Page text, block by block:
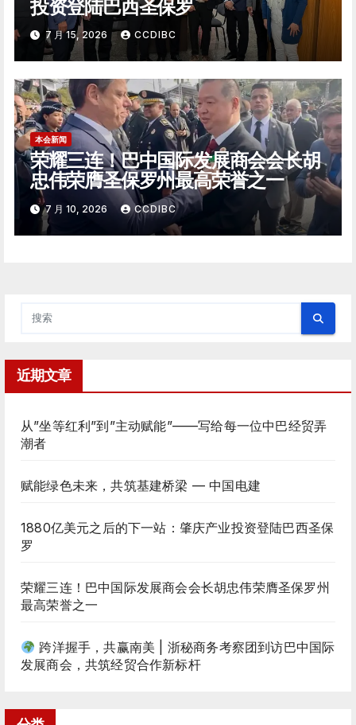
投资登陆巴西圣保罗
7 月 15, 2026 CCDIBC
本会新闻
荣耀三连！巴中国际发展商会会长胡
忠伟荣膺圣保罗州最高荣誉之一
7 月 10, 2026 CCDIBC
近期文章
从”坐等红利”到”主动赋能”——写给每一位中巴经贸弄
潮者
赋能绿色未来，共筑基建桥梁 — 中国电建
1880亿美元之后的下一站：肇庆产业投资登陆巴西圣保
罗
荣耀三连！巴中国际发展商会会长胡忠伟荣膺圣保罗州
最高荣誉之一
跨洋握手，共赢南美 | 浙秘商务考察团到访巴中国际
发展商会，共筑经贸合作新标杆